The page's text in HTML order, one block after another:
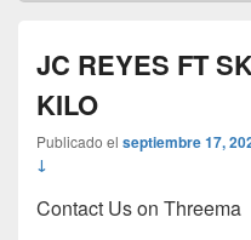
JC REYES FT
KILO
Publicado el septiembre 17,
↓
Contact Us on Threema